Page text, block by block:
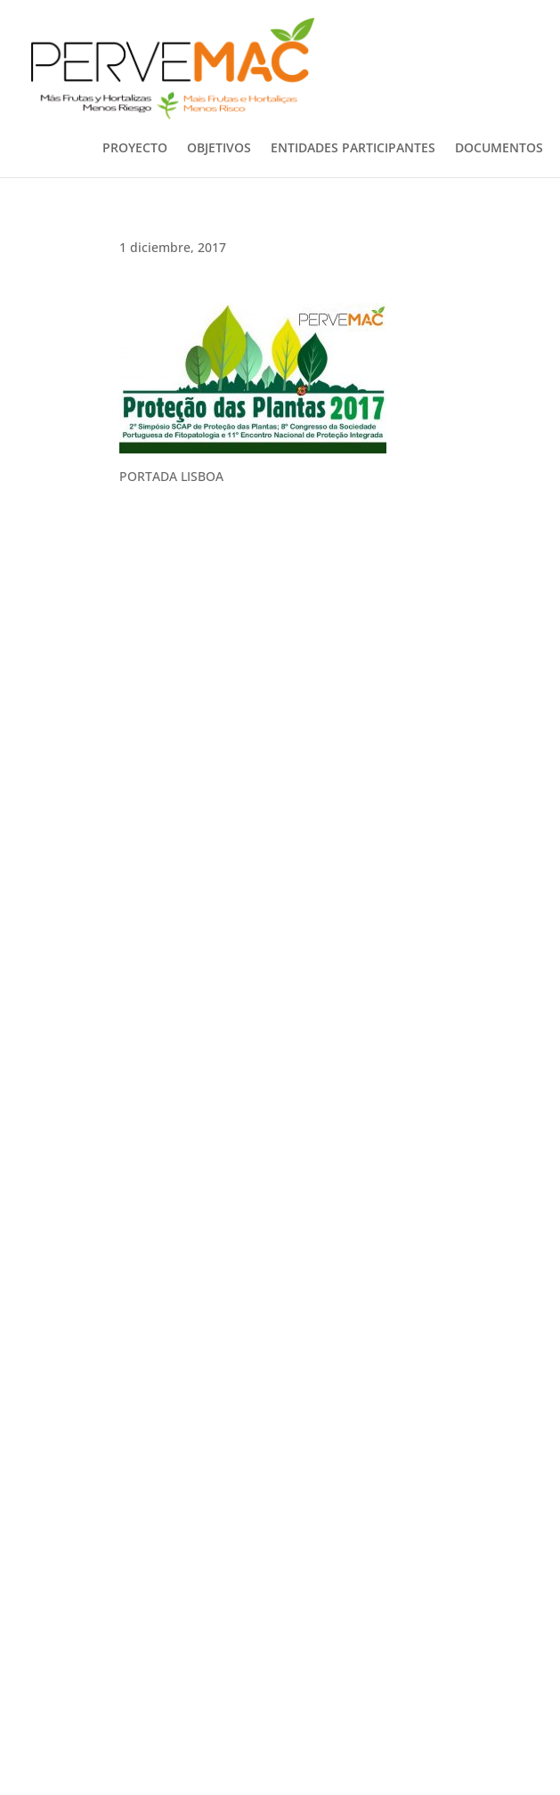
PROYECTO OBJETIVOS ENTIDADES PARTICIPANTES DOCUMENTOS
1 diciembre, 2017
PORTADA LISBOA